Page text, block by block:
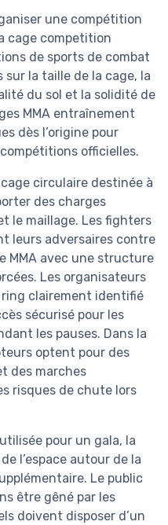
une compétition
cage competition
de sports de combat
la taille de la cage, la
du sol et la solidité de
MMA entraînement
dès l’origine pour
officielles.
circulaire destinée à
des charges
le maillage. Les fighters
leurs adversaires contre
MMA avec une structure
Les organisateurs
clairement identifié
sécurisé pour les
les pauses. Dans la
optent pour des
des marches
risques de chute lors
pour un gala, la
l’espace autour de la
Le public
être gêné par les
doivent disposer d’un